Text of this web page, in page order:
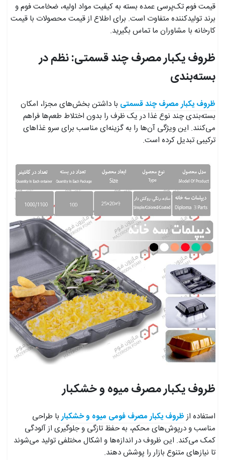
قیمت فوم تک‌پرسی عمده بسته به کیفیت مواد اولیه، ضخامت فوم و
برند تولیدکننده متفاوت است. برای اطلاع از قیمت محصولات با قیمت
کارخانه با مشاوران ما تماس بگیرید.
ظروف یکبار مصرف چند قسمتی: نظم در
بسته‌بندی
ظروف یکبار مصرف چند قسمتی با داشتن بخش‌های مجزا، امکان
بسته‌بندی چند نوع غذا در یک ظرف را بدون اختلاط طعم‌ها فراهم
می‌کنند. این ویژگی آن‌ها را به گزینه‌ای مناسب برای سرو غذاهای
ترکیبی تبدیل کرده است.
ظروف یکبار مصرف میوه و خشکبار
استفاده ازظروف یکبار مصرف فومی میوه و خشکباربا طراحی
مناسب و درپوش‌های محکم، به حفظ تازگی و جلوگیری از آلودگی
کمک می‌کند. این ظروف در اندازه‌ها و اشکال مختلفی تولید می‌شوند
تا نیازهای متنوع بازار را پوشش دهند.